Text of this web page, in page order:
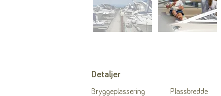
Detaljer
Bryggeplassering
Plassbredde